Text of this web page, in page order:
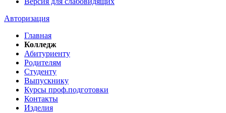
Авторизация
Главная
Колледж
Абитуриенту
Родителям
Студенту
Выпускнику
Курсы проф.подготовки
Контакты
Изделия